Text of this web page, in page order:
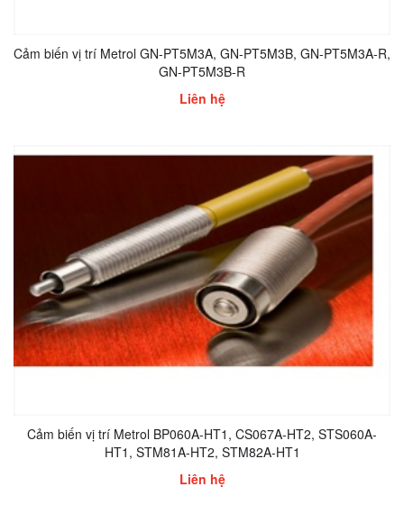
Cảm biến vị trí Metrol GN-PT5M3A, GN-PT5M3B, GN-PT5M3A-R,
GN-PT5M3B-R
Liên hệ
Cảm biến vị trí Metrol BP060A-HT1, CS067A-HT2, STS060A-
HT1, STM81A-HT2, STM82A-HT1
Liên hệ